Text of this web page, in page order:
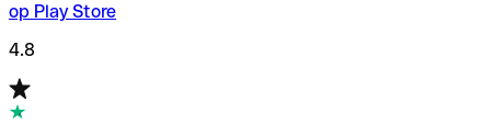
op Play Store
4.8